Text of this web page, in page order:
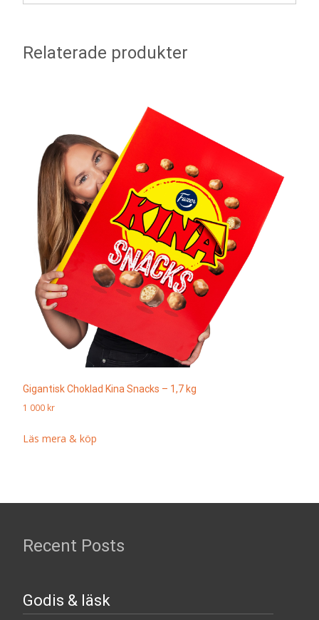
Relaterade produkter
Gigantisk Choklad Kina Snacks – 1,7 kg
1 000 kr
Läs mera & köp
Recent Posts
Godis & läsk